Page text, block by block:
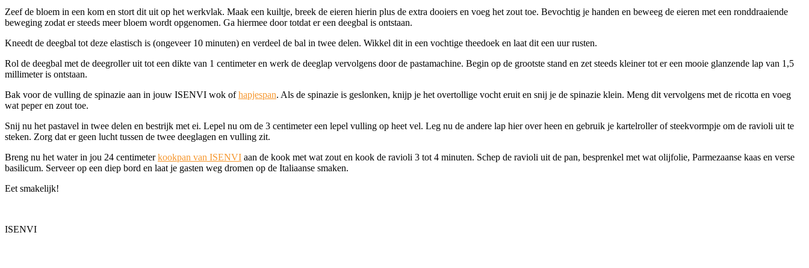
Zeef de bloem in een kom en stort dit uit op het werkvlak. Maak een kuiltje, breek de eieren hierin plus de extra dooiers en voeg het zout toe. Bevochtig je handen en beweeg de eieren met een ronddraaiende
beweging zodat er steeds meer bloem wordt opgenomen. Ga hiermee door totdat er een deegbal is ontstaan.
Kneedt de deegbal tot deze elastisch is (ongeveer 10 minuten) en verdeel de bal in twee delen. Wikkel dit in een vochtige theedoek en laat dit een uur rusten.
Rol de deegbal met de deegroller uit tot een dikte van 1 centimeter en werk de deeglap vervolgens door de pastamachine. Begin op de grootste stand en zet steeds kleiner tot er een mooie glanzende lap van 1,5
millimeter is ontstaan.
Bak voor de vulling de spinazie aan in jouw ISENVI wok ofhapjespan. Als de spinazie is geslonken, knijp je het overtollige vocht eruit en snij je de spinazie klein. Meng dit vervolgens met de ricotta en voeg
wat peper en zout toe.
Snij nu het pastavel in twee delen en bestrijk met ei. Lepel nu om de 3 centimeter een lepel vulling op heet vel. Leg nu de andere lap hier over heen en gebruik je kartelroller of steekvormpje om de ravioli uit te
steken. Zorg dat er geen lucht tussen de twee deeglagen en vulling zit.
Breng nu het water in jou 24 centimeterkookpan van ISENVI aan de kook met wat zout en kook de ravioli 3 tot 4 minuten. Schep de ravioli uit de pan, besprenkel met wat olijfolie, Parmezaanse kaas en verse
basilicum. Serveer op een diep bord en laat je gasten weg dromen op de Italiaanse smaken.
Eet smakelijk!
ISENVI